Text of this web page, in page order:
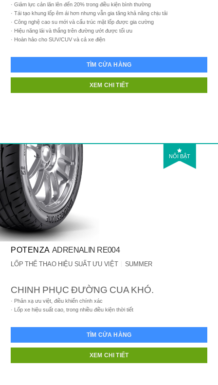
Giảm lực cản lăn lên đến 20% trong điều kiện bình thường
Tái tạo khung lốp êm ái hơn nhưng vẫn gia tăng khả năng chịu tải
Công nghệ cao su mới và cấu trúc mặt lốp được gia cường
Hiệu năng lái và thắng trên đường ướt được tối ưu
Hoàn hảo cho SUV/CUV và cả xe điện
TÌM CỬA HÀNG
XEM CHI TIẾT
NỔI BẬT
POTENZA ADRENALIN RE004
LỐP THỂ THAO HIỆU SUẤT ƯU VIỆT SUMMER
CHINH PHỤC ĐƯỜNG CUA KHÓ.
Phản xạ ưu việt, điều khiển chính xác
Lốp xe hiệu suất cao, trong nhiều điều kiện thời tiết
TÌM CỬA HÀNG
XEM CHI TIẾT